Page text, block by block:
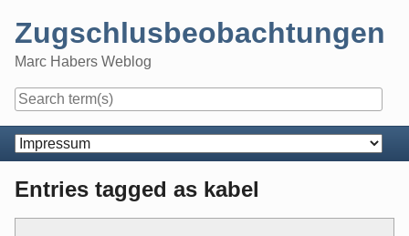
content
Zugschlusbeobachtungen
Marc Habers Weblog
Navigation
Entries tagged as kabel